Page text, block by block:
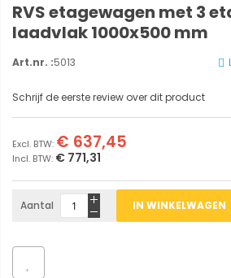
RVS etagewagen met 3
laadvlak 1000x500 mm
Art.nr. :5013
Schrijf de eerste review over dit product
€ 771,31
€ 637,45
Aantal IN WINKELWAGEN